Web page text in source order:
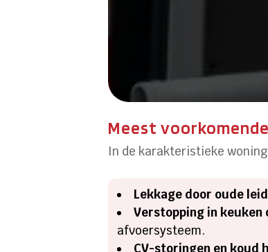
Meest
In de karakteristieke
Lekkage door oude
Verstopping in keuken
afvoersysteem.
CV-storingen en koud